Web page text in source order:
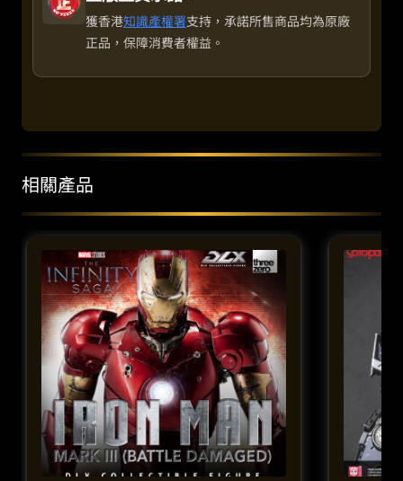
獲香港知識產權署支持，承諾所售商品均為原廠
正品，保障消費者權益。
相關產品